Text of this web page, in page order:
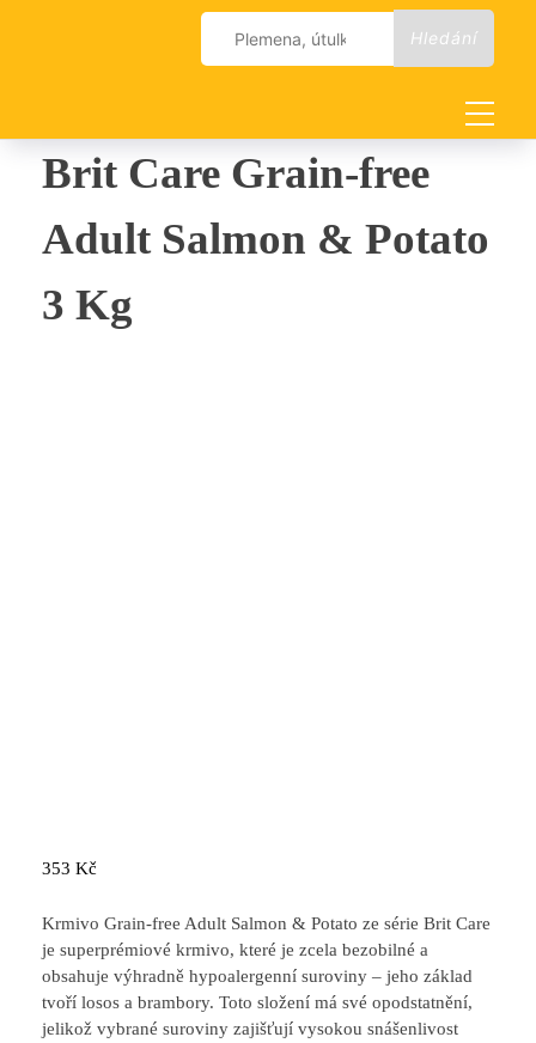
Vyhledávání
Brit Care Grain-free
Adult Salmon & Potato
3 Kg
353 Kč
Krmivo Grain-free Adult Salmon & Potato ze série Brit Care
je superprémiové krmivo, které je zcela bezobilné a
obsahuje výhradně hypoalergenní suroviny – jeho základ
tvoří losos a brambory. Toto složení má své opodstatnění,
jelikož vybrané suroviny zajišťují vysokou snášenlivost